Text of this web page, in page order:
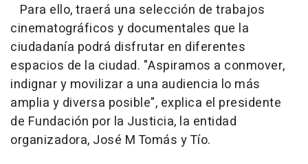
Para ello, traerá una selección de trabajos
cinematográficos y documentales que la
ciudadanía podrá disfrutar en diferentes
espacios de la ciudad. "Aspiramos a conmover,
indignar y movilizar a una audiencia lo más
amplia y diversa posible", explica el presidente
de Fundación por la Justicia, la entidad
organizadora, José M Tomás y Tío.